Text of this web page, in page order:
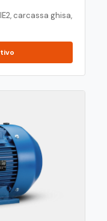
carcassa ghisa,